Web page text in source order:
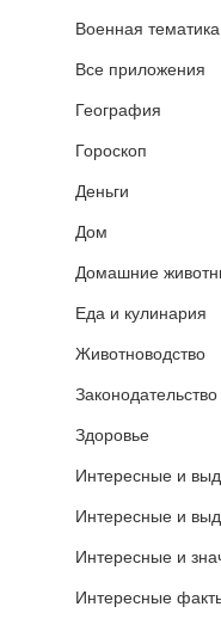
Военная тематика
Все приложения
География
Гороскоп
Деньги
Дом
Домашние
Еда и кулинария
Животноводство
Законодательство
Здоровье
Интересные и
Интересные и
Интересные и
Интересные